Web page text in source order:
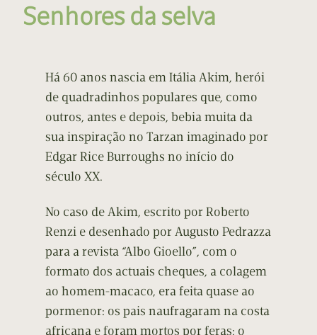
Senhores da selva
Há 60 anos nascia em Itália Akim, herói
de quadradinhos populares que, como
outros, antes e depois, bebia muita da
sua inspiração no Tarzan imaginado por
Edgar Rice Burroughs no início do
século XX.
No caso de Akim, escrito por Roberto
Renzi e desenhado por Augusto Pedrazza
para a revista “Albo Gioello”, com o
formato dos actuais cheques, a colagem
ao homem-macaco, era feita quase ao
pormenor: os pais naufragaram na costa
africana e foram mortos por feras; o